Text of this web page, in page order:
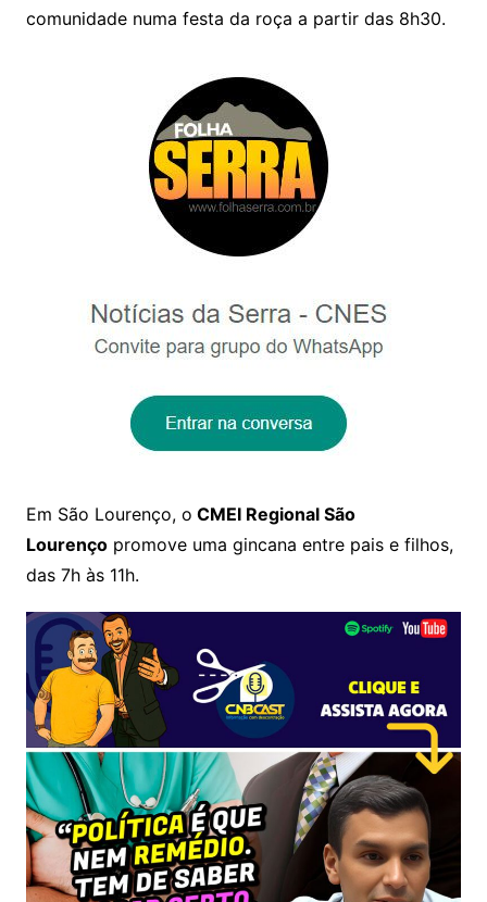
comunidade numa festa da roça a partir das 8h30.
Em São Lourenço, o CMEI Regional São
Lourençopromove uma gincana entre pais e filhos,
das 7h às 11h.